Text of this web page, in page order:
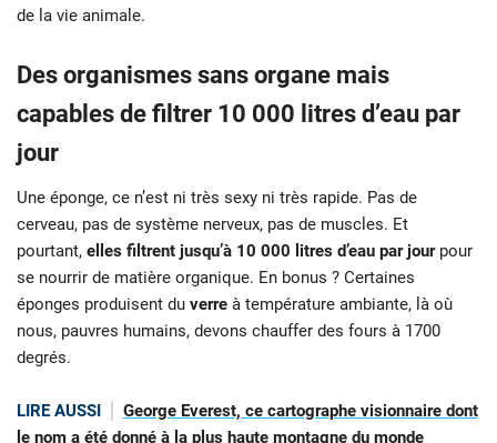
de la vie animale.
Des organismes sans organe mais
capables de filtrer 10 000 litres d’eau par
jour
Une éponge, ce n’est ni très sexy ni très rapide. Pas de
cerveau, pas de système nerveux, pas de muscles. Et
pourtant, elles filtrent jusqu’à 10 000 litres d’eau par jourpour
se nourrir de matière organique. En bonus ? Certaines
éponges produisent du verre à température ambiante, là où
nous, pauvres humains, devons chauffer des fours à 1700
degrés.
LIRE AUSSI
George Everest, ce cartographe visionnaire dont
le nom a été donné à la plus haute montagne du monde